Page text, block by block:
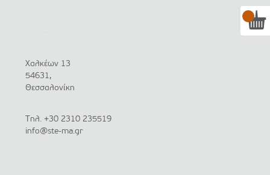
Χαλκέων 13
54631,
Θεσσαλονίκη
Τηλ. +30 2310 235519
info@ste-ma.gr